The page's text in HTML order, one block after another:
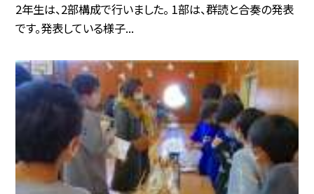
2年生は、2部構成で行いました。 1部は、群読と合奏の発表
です。発表している様子...